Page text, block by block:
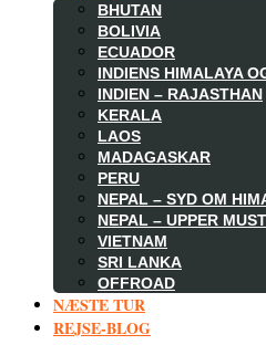
BHUTAN
BOLIVIA
ECUADOR
INDIENS HIMALAYA
INDIEN – RAJASTHAN
KERALA
LAOS
MADAGASKAR
PERU
NEPAL – SYD OM
NEPAL – UPPER
VIETNAM
SRI LANKA
OFFROAD
NÆSTE TUR
REJSE-BLOG